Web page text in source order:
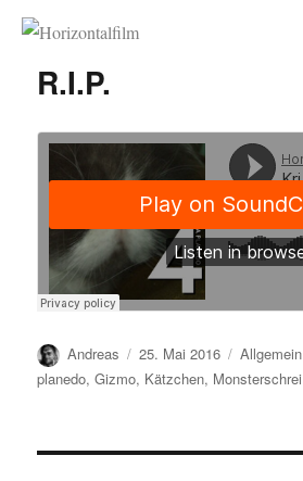
Horizontalfilm
R.I.P.
Autor
Andreas
Veröffentlicht
am
25. Mai 2016 Kategorien
Allgemein
planedo,Gizmo, Kätzchen, Monsterschrei